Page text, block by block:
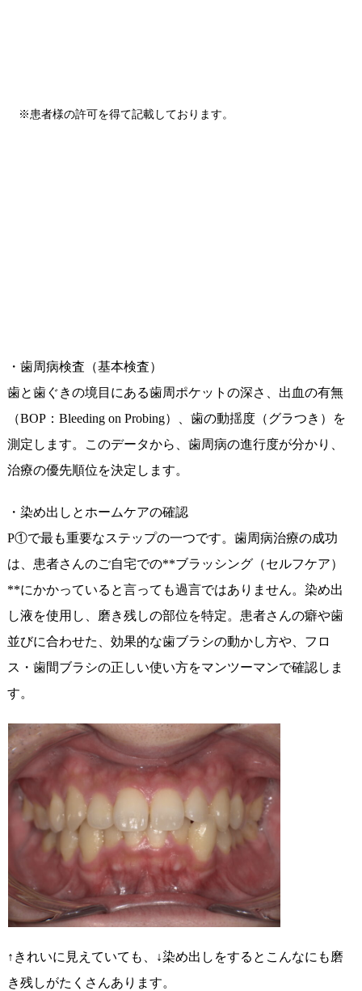
※患者様の許可を得て記載しております。
・歯周病検査（基本検査）
歯と歯ぐきの境目にある歯周ポケットの深さ、出血の有無
（BOP：Bleeding on Probing）、歯の動揺度（グラつき）を
測定します。このデータから、歯周病の進行度が分かり、
治療の優先順位を決定します。
・染め出しとホームケアの確認
P①で最も重要なステップの一つです。歯周病治療の成功
は、患者さんのご自宅での**ブラッシング（セルフケア）
**にかかっていると言っても過言ではありません。染め出
し液を使用し、磨き残しの部位を特定。患者さんの癖や歯
並びに合わせた、効果的な歯ブラシの動かし方や、フロ
ス・歯間ブラシの正しい使い方をマンツーマンで確認しま
す。
↑きれいに見えていても、↓染め出しをするとこんなにも磨
き残しがたくさんあります。